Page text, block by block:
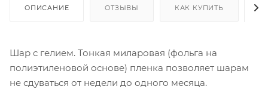
ОПИСАНИЕ ОТЗЫВЫ КАК КУПИТЬ
Шар с гелием. Тонкая миларовая (фольга на
полиэтиленовой основе) пленка позволяет шарам
не сдуваться от недели до одного месяца.